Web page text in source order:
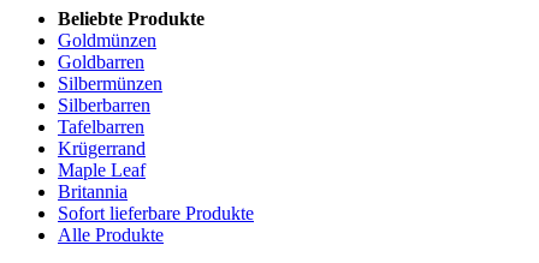
Beliebte Produkte
Goldmünzen
Goldbarren
Silbermünzen
Silberbarren
Tafelbarren
Krügerrand
Maple Leaf
Britannia
Sofort lieferbare Produkte
Alle Produkte